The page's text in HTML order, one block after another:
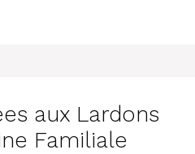
aux Lardons
Familiale